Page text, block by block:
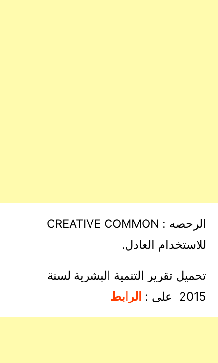
الرخصة : CREATIVE COMMON
للاستخدام العادل.
تحميل تقرير التنمية البشرية لسنة
2015 على :
الرابط